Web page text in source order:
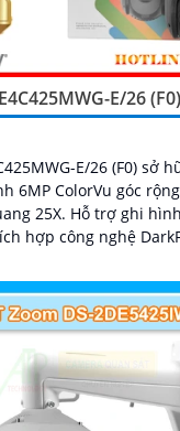
E/26
E/26 (F0) sở
6MP ColorVu góc
màu trong điều
hợp công nghệ